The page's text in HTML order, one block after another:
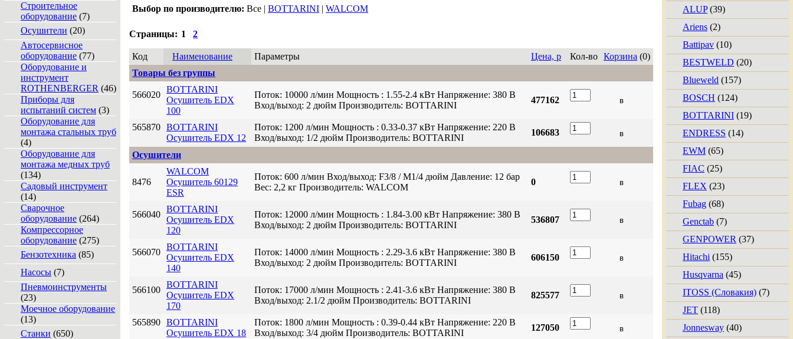
Строительное
оборудование (7)
Осушители (20)
Автосервисное
оборудование (77)
Оборудование и
инструмент
ROTHENBERGER (46)
Приборы для
испытаний систем (3)
Оборудование для
монтажа стальных труб
(4)
Оборудование для
монтажа медных труб
(134)
Садовый инструмент
(14)
Сварочное
оборудование (264)
Компрессорное
оборудование (275)
Бензотехника (85)
Насосы (7)
Пневмоинструменты
(23)
Моечное оборудование
(13)
Станки (650)
Выбор по производителю: Все | BOTTARINI | WALCOM
Страницы: 1 2
Код Наименование Параметры Цена, р Кол-во Корзина (0)
Товары без группы
566020
BOTTARINI
Осушитель EDX
100
Поток: 10000 л/мин Мощность : 1.55-2.4 кВт Напряжение: 380 В
Вход/выход: 2 дюйм Производитель: BOTTARINI
477162
565870 BOTTARINI
Осушитель EDX 12
Поток: 1200 л/мин Мощность : 0.33-0.37 кВт Напряжение: 220 В
Вход/выход: 1/2 дюйм Производитель: BOTTARINI
106683
Осушители
8476
WALCOM
Осушитель 60129
ESR
Поток: 600 л/мин Вход/выход: F3/8 / M1/4 дюйм Давление: 12 бар
Вес: 2,2 кг Производитель: WALCOM
0
566040
BOTTARINI
Осушитель EDX
120
Поток: 12000 л/мин Мощность : 1.84-3.00 кВт Напряжение: 380 В
Вход/выход: 2 дюйм Производитель: BOTTARINI
536807
566070
BOTTARINI
Осушитель EDX
140
Поток: 14000 л/мин Мощность : 2.29-3.6 кВт Напряжение: 380 В
Вход/выход: 2 дюйм Производитель: BOTTARINI
606150
566100
BOTTARINI
Осушитель EDX
170
Поток: 17000 л/мин Мощность : 2.41-3.6 кВт Напряжение: 380 В
Вход/выход: 2.1/2 дюйм Производитель: BOTTARINI
825577
565890 BOTTARINI
Осушитель EDX 18
Поток: 1800 л/мин Мощность : 0.39-0.44 кВт Напряжение: 220 В
Вход/выход: 3/4 дюйм Производитель: BOTTARINI
127050
ALUP(39)
Ariens (2)
Battipav (10)
BESTWELD (20)
Blueweld (157)
BOSCH (124)
BOTTARINI (19)
ENDRESS (14)
EWM (65)
FIAC (25)
FLEX (23)
Fubag (68)
Genctab (7)
GENPOWER (37)
Hitachi (155)
Husqvarna (45)
ITOSS (Словакия) (7)
JET (118)
Jonnesway (40)